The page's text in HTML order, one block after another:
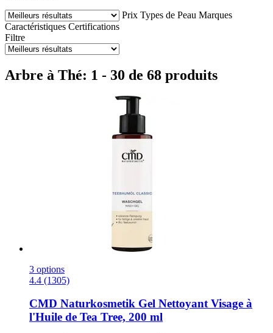
Prix Types de Peau Marques
Caractéristiques Certifications
Filtre
Arbre à Thé: 1 - 30 de 68 produits
3 options
4.4 (1305)
CMD Naturkosmetik Gel Nettoyant Visage à
l'Huile de Tea Tree, 200 ml